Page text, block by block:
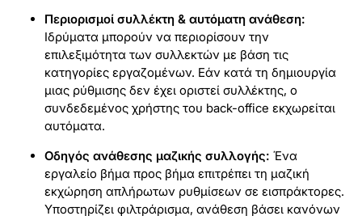
Περιορισμοί συλλέκτη & αυτόματη ανάθεση:
Ιδρύματα μπορούν να περιορίσουν την
επιλεξιμότητα των συλλεκτών με βάση τις
κατηγορίες εργαζομένων. Εάν κατά τη δημιουργία
μιας ρύθμισης δεν έχει οριστεί συλλέκτης, ο
συνδεδεμένος χρήστης του back-office εκχωρείται
αυτόματα.
Οδηγός ανάθεσης μαζικής συλλογής: Ένα
εργαλείο βήμα προς βήμα επιτρέπει τη μαζική
εκχώρηση απλήρωτων ρυθμίσεων σε εισπράκτορες.
Υποστηρίζει φιλτράρισμα, ανάθεση βάσει κανόνων